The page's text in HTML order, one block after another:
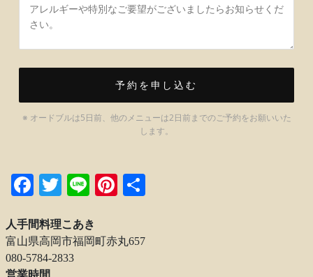
予約を申し込む
※ オードブルは5日前、他のメニューは2日前までのご予約をお願いいた
します。
Facebook
TwitterLinePinterest
人手間料理こあき
富山県高岡市福岡町赤丸657
080-5784-2833